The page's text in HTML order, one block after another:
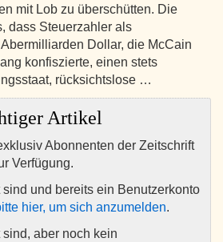
mit Lob zu überschütten. Die
dass Steuerzahler als
Dollar, die McCain
konfiszierte, einen stets
rücksichtslose …
Artikel
Abonnenten der Zeitschrift
Verfügung.
und bereits ein Benutzerkonto
hier, um sich anzumelden.
aber noch kein